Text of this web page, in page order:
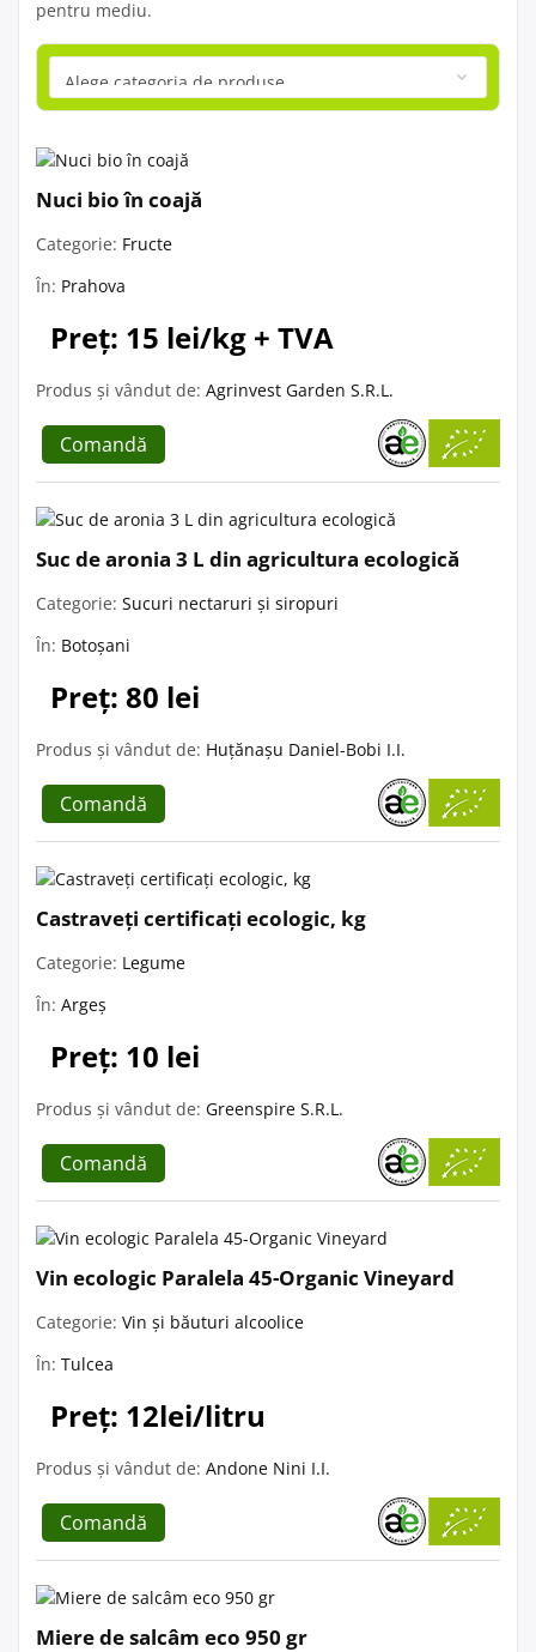
pentru mediu.
Nuci bio în coajă
Categorie: Fructe
În: Prahova
Preț: 15 lei/kg + TVA
Produs și vândut de: Agrinvest Garden S.R.L.
Comandă
Suc de aronia 3 L din agricultura ecologică
Categorie: Sucuri nectaruri și siropuri
În: Botoșani
Preț: 80 lei
Produs și vândut de: Huțănașu Daniel-Bobi I.I.
Comandă
Castraveți certificați ecologic, kg
Categorie: Legume
În: Argeș
Preț: 10 lei
Produs și vândut de: Greenspire S.R.L.
Comandă
Vin ecologic Paralela 45-Organic Vineyard
Categorie: Vin și băuturi alcoolice
În: Tulcea
Preț: 12lei/litru
Produs și vândut de: Andone Nini I.I.
Comandă
Miere de salcâm eco 950 gr